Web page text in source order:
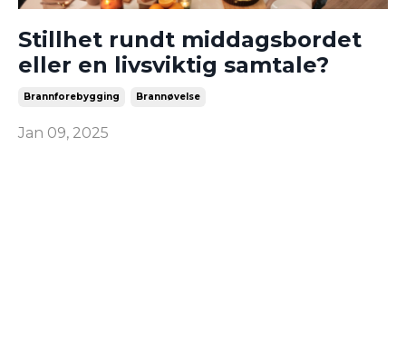
Stillhet rundt middagsbordet
eller en livsviktig samtale?
Brannforebygging Brannøvelse
Jan 09, 2025